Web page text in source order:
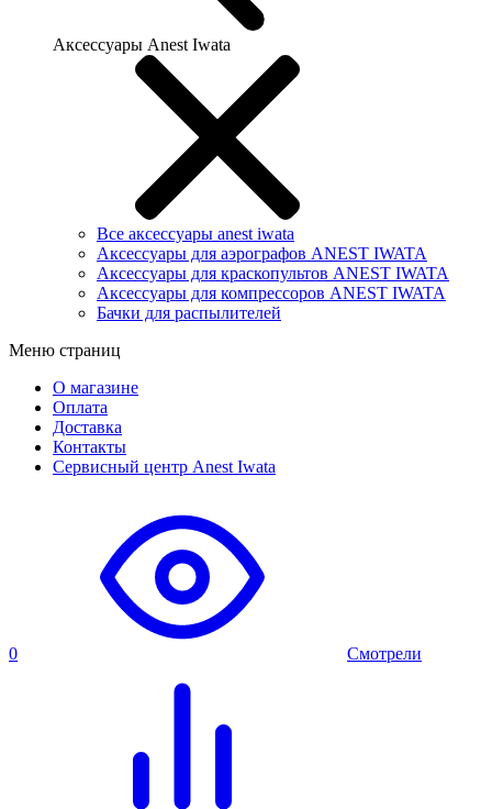
Аксессуары Anest Iwata
Все аксессуары anest iwata
Аксессуары для аэрографов ANEST IWATA
Аксессуары для краскопультов ANEST IWATA
Аксессуары для компрессоров ANEST IWATA
Бачки для распылителей
Меню страниц
О магазине
Оплата
Доставка
Контакты
Сервисный центр Anest Iwata
0 Смотрели